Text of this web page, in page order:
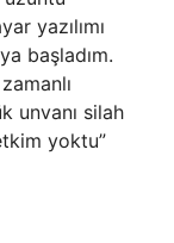
yazılımı
başladım.
unvanı silah
yoktu”